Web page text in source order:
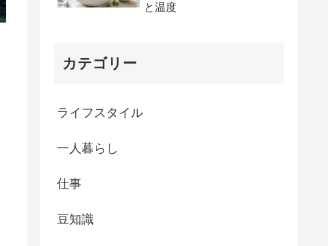
と温度
カテゴリー
ライフスタイル
一人暮らし
仕事
豆知識